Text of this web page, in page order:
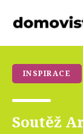
INSPIRACE
Soutěž